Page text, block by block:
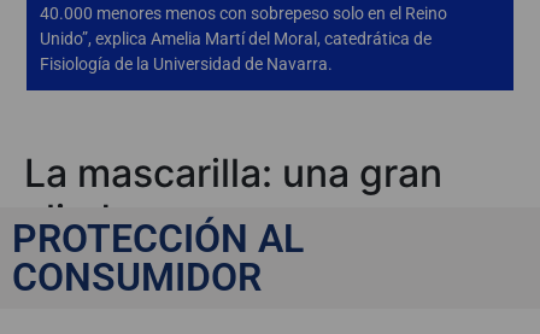
40.000 menores menos con sobrepeso solo en el Reino
Unido”, explica Amelia Martí del Moral, catedrática de
Fisiología de la Universidad de Navarra.
La mascarilla: una gran
aliada
PROTECCIÓN AL
CONSUMIDOR